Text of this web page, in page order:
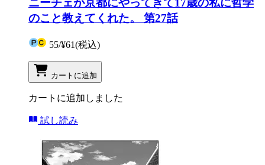
ニーチェが京都にやってきて17歳の私に哲学
のこと教えてくれた。 第27話
55/¥61(税込)
カートに追加
カートに追加しました
試し読み